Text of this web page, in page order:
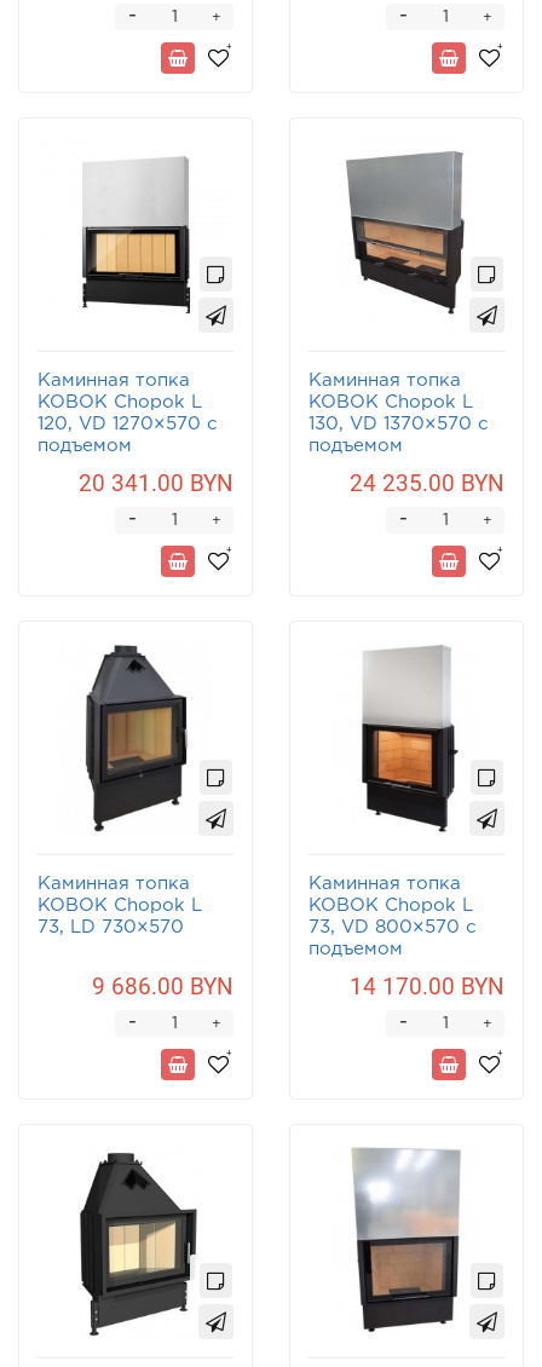
+
- +
-
Каминная топка
KOBOK Chopok L
120, VD 1270×570 с
подъемом
20 341.00 BYN
+
-
Каминная топка
KOBOK Chopok L
130, VD 1370×570 с
подъемом
24 235.00 BYN
+
-
Каминная топка
KOBOK Chopok L
73, LD 730×570
9 686.00 BYN
+
-
Каминная топка
KOBOK Chopok L
73, VD 800×570 с
подъемом
14 170.00 BYN
+
-